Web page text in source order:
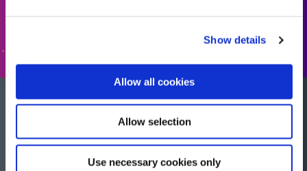
Show details
Allow all cookies
Allow selection
Use necessary cookies only
샘플을 원하시나요?